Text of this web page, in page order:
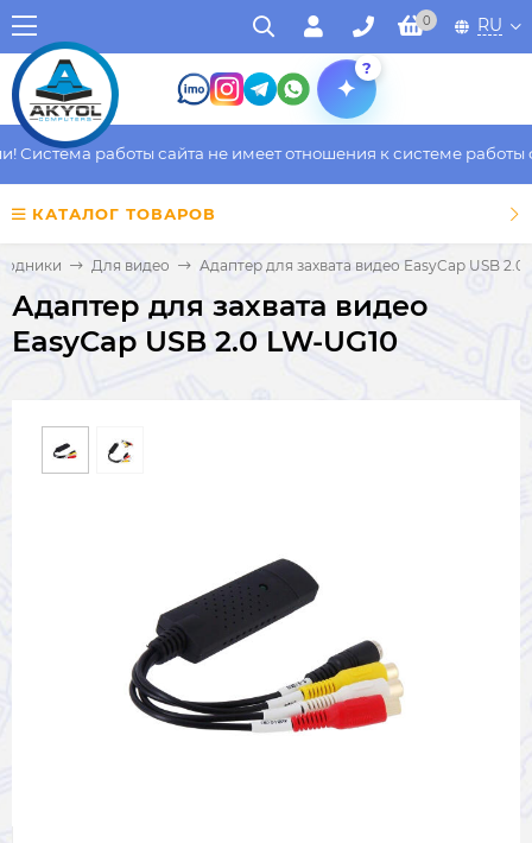
0 RU
?
работы сайта не имеет отношения к системе работы
КАТАЛОГ ТОВАРОВ
Для видео Адаптер для захвата видео EasyCap USB 2.0
Адаптер для захвата видео
EasyCap USB 2.0 LW-UG10